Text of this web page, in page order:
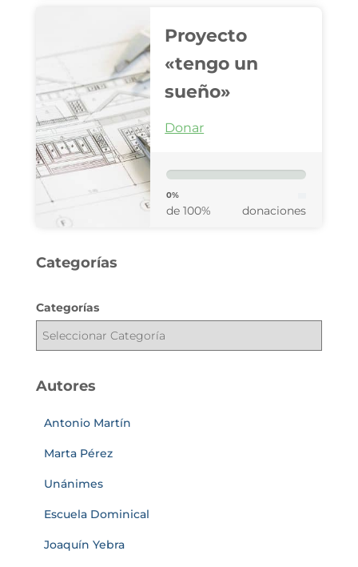
Proyecto
«tengo un
sueño»
Donar
0%
de 100% donaciones
Categorías
Categorías
Autores
Antonio Martín
Marta Pérez
Unánimes
Escuela Dominical
Joaquín Yebra